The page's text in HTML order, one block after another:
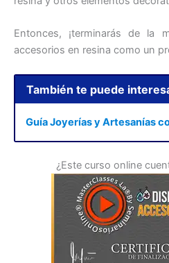
Entonces, ¡terminarás de la
accesorios en resina como un
También te puede
Guía Joyerías y Artesanías
¿Este curso online